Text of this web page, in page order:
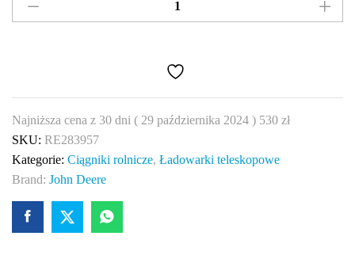
zawór
Najniższa cena z 30 dni ( 29 października 2024 ) 530 zł
SKU: RE283957
Kategorie: Ciągniki rolnicze, Ładowarki teleskopowe
Brand: John Deere